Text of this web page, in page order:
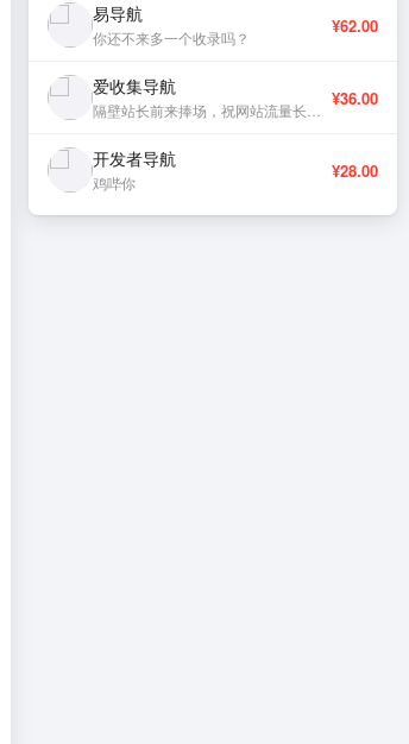
易导航
你还不来多一个收录吗？
¥62.00
爱收集导航 ¥36.00
开发者导航
鸡哔你
¥28.00